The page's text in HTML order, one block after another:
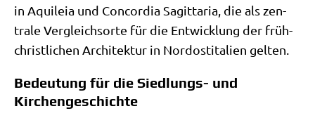
in Aqui­leia und Con­cor­dia Sagit­ta­ria, die als zen­
tra­le Ver­gleichs­or­te für die Ent­wick­lung der früh­
christ­li­chen Archi­tek­tur in Nord­ost­ita­li­en gelten.
Bedeutung für die Siedlungs- und
Kirchengeschichte